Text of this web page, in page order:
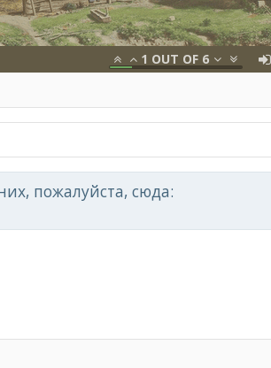
1 OUT OF 6
пожалуйста, сюда: